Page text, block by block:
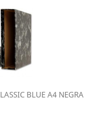
BLUE A4 NEGRA